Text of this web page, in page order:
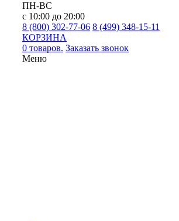
ПН-ВС
с 10:00 до 20:00
8 (800) 302-77-06 8 (499) 348-15-11
КОРЗИНА
0 товаров. Заказать звонок
Меню